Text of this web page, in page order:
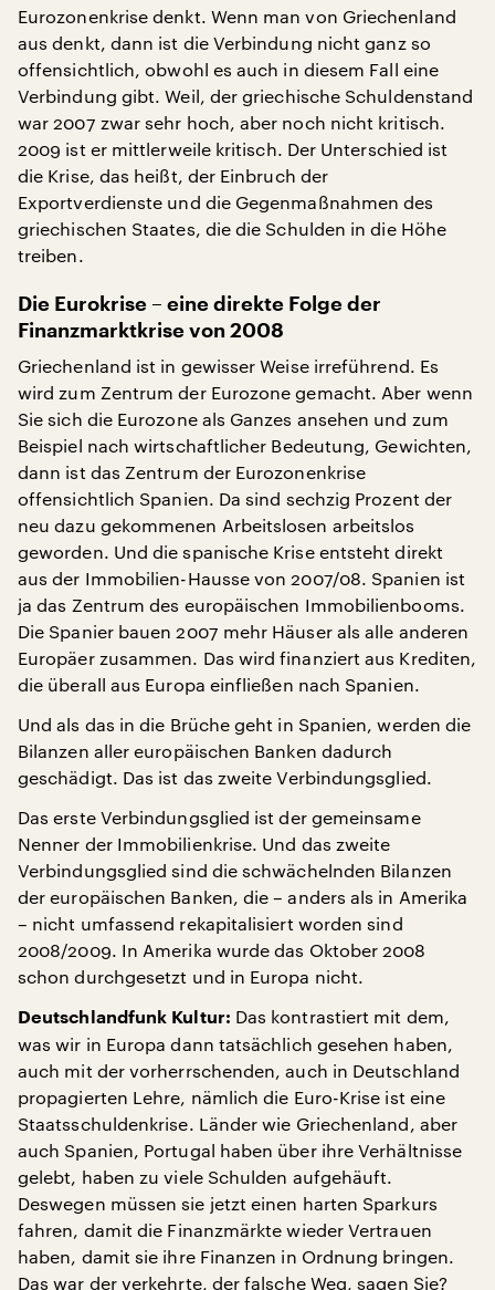
Eurozonenkrise denkt. Wenn man von Griechenland
aus denkt, dann ist die Verbindung nicht ganz so
offensichtlich, obwohl es auch in diesem Fall eine
Verbindung gibt. Weil, der griechische Schuldenstand
war 2007 zwar sehr hoch, aber noch nicht kritisch.
2009 ist er mittlerweile kritisch. Der Unterschied ist
die Krise, das heißt, der Einbruch der
Exportverdienste und die Gegenmaßnahmen des
griechischen Staates, die die Schulden in die Höhe
treiben.
Die Eurokrise – eine direkte Folge der
Finanzmarktkrise von 2008
Griechenland ist in gewisser Weise irreführend. Es
wird zum Zentrum der Eurozone gemacht. Aber wenn
Sie sich die Eurozone als Ganzes ansehen und zum
Beispiel nach wirtschaftlicher Bedeutung, Gewichten,
dann ist das Zentrum der Eurozonenkrise
offensichtlich Spanien. Da sind sechzig Prozent der
neu dazu gekommenen Arbeitslosen arbeitslos
geworden. Und die spanische Krise entsteht direkt
aus der Immobilien-Hausse von 2007/08. Spanien ist
ja das Zentrum des europäischen Immobilienbooms.
Die Spanier bauen 2007 mehr Häuser als alle anderen
Europäer zusammen. Das wird finanziert aus Krediten,
die überall aus Europa einfließen nach Spanien.
Und als das in die Brüche geht in Spanien, werden die
Bilanzen aller europäischen Banken dadurch
geschädigt. Das ist das zweite Verbindungsglied.
Das erste Verbindungsglied ist der gemeinsame
Nenner der Immobilienkrise. Und das zweite
Verbindungsglied sind die schwächelnden Bilanzen
der europäischen Banken, die – anders als in Amerika
– nicht umfassend rekapitalisiert worden sind
2008/2009. In Amerika wurde das Oktober 2008
schon durchgesetzt und in Europa nicht.
Deutschlandfunk Kultur: Das kontrastiert mit dem,
was wir in Europa dann tatsächlich gesehen haben,
auch mit der vorherrschenden, auch in Deutschland
propagierten Lehre, nämlich die Euro-Krise ist eine
Staatsschuldenkrise. Länder wie Griechenland, aber
auch Spanien, Portugal haben über ihre Verhältnisse
gelebt, haben zu viele Schulden aufgehäuft.
Deswegen müssen sie jetzt einen harten Sparkurs
fahren, damit die Finanzmärkte wieder Vertrauen
haben, damit sie ihre Finanzen in Ordnung bringen.
Das war der verkehrte, der falsche Weg, sagen Sie?